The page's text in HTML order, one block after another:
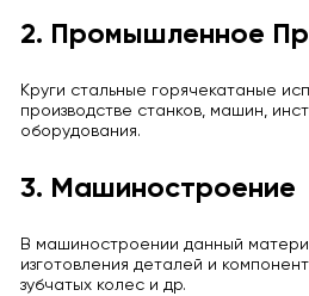
2. Промышленное
Круги стальные горячекатаные
производстве станков, машин,
оборудования.
3. Машиностроение
В машиностроении данный
изготовления деталей и
зубчатых колес и др.